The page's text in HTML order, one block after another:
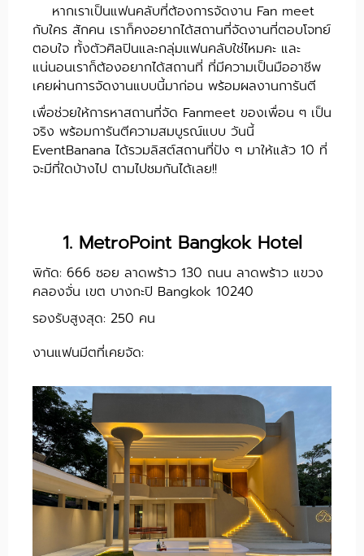
หากเราเป็นแฟนคลับที่ต้องการจัดงาน Fan meet
กับใคร สักคน เราก็คงอยากได้สถานที่จัดงานที่ตอบโจทย์
ตอบใจ ทั้งตัวศิลปินและกลุ่มแฟนคลับใช่ไหมคะ และ
แน่นอนเราก็ต้องอยากได้สถานที่ ที่มีความเป็นมืออาชีพ
เคยผ่านการจัดงานแบบนี้มาก่อน พร้อมผลงานการันตี
เพื่อช่วยให้การหาสถานที่จัด Fanmeet ของเพื่อน ๆ เป็น
จริง พร้อมการันตีความสมบูรณ์แบบ วันนี้
EventBanana ได้รวมลิสต์สถานที่ปัง ๆ มาให้แล้ว 10 ที่
จะมีที่ใดบ้างไป ตามไปชมกันได้เลย!!
1. MetroPoint Bangkok Hotel
พิกัด: 666 ซอย ลาดพร้าว 130 ถนน ลาดพร้าว แขวง
คลองจั่น เขต บางกะปิ Bangkok 10240
รองรับสูงสุด: 250 คน
งานแฟนมีตที่เคยจัด: